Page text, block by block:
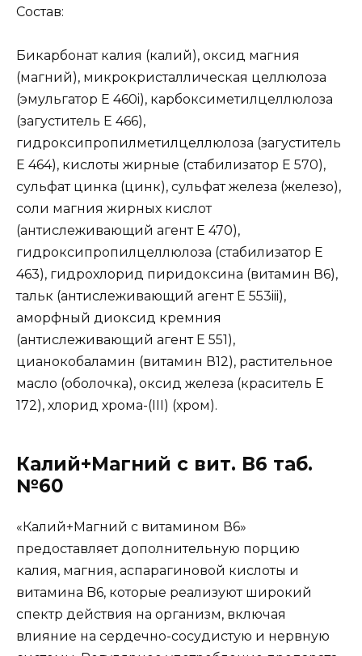
Состав:
Бикарбонат калия (калий), оксид магния
(магний), микрокристаллическая целлюлоза
(эмульгатор Е 460i), карбоксиметилцеллюлоза
(загуститель Е 466),
гидроксипропилметилцеллюлоза (загуститель
Е 464), кислоты жирные (стабилизатор Е 570),
сульфат цинка (цинк), сульфат железа (железо),
соли магния жирных кислот
(антислеживающий агент Е 470),
гидроксипропилцеллюлоза (стабилизатор Е
463), гидрохлорид пиридоксина (витамин В6),
тальк (антислеживающий агент Е 553iii),
аморфный диоксид кремния
(антислеживающий агент Е 551),
цианокобаламин (витамин В12), растительное
масло (оболочка), оксид железа (краситель Е
172), хлорид хрома-(III) (хром).
Калий+Магний с вит. В6 таб.
№60
«Калий+Магний с витамином В6»
предоставляет дополнительную порцию
калия, магния, аспарагиновой кислоты и
витамина B6, которые реализуют широкий
спектр действия на организм, включая
влияние на сердечно-сосудистую и нервную